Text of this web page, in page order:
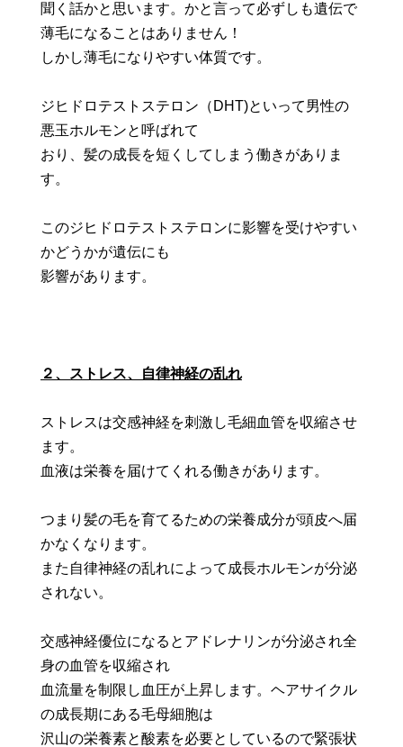
聞く話かと思います。かと言って必ずしも遺伝で
薄毛になることはありません！
しかし薄毛になりやすい体質です。
ジヒドロテストステロン（DHT)といって男性の
悪玉ホルモンと呼ばれて
おり、髪の成長を短くしてしまう働きがありま
す。
このジヒドロテストステロンに影響を受けやすい
かどうかが遺伝にも
影響があります。
２、ストレス、自律神経の乱れ
ストレスは交感神経を刺激し毛細血管を収縮させ
ます。
血液は栄養を届けてくれる働きがあります。
つまり髪の毛を育てるための栄養成分が頭皮へ届
かなくなります。
また自律神経の乱れによって成長ホルモンが分泌
されない。
交感神経優位になるとアドレナリンが分泌され全
身の血管を収縮され
血流量を制限し血圧が上昇します。ヘアサイクル
の成長期にある毛母細胞は
沢山の栄養素と酸素を必要としているので緊張状